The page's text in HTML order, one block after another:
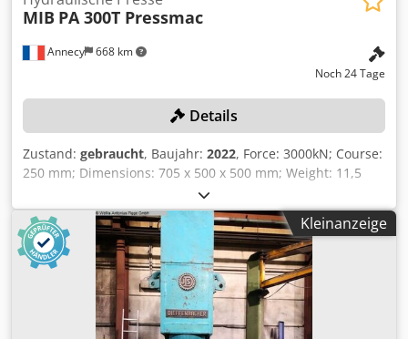
Annecy 668 km
MIB PA 300T Pressmac
Noch 24 Tage
Details
Zustand: gebraucht, Baujahr: 2022, Force: 3000kN; Course:
250 mm; Dimensions: 705 x 500 x 500 mm; Weight: 11,5
tonnes; Hydraulic press Nom.: 260 bars; Max press force:
300 Tonnes. Cedpfxezgv Rco Aiderf
Kleinanzeige